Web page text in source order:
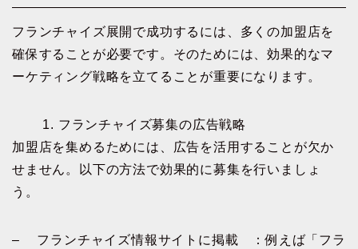
フランチャイズ展開で成功するには、多くの加盟店を
確保することが必要です。そのためには、効果的なマ
ーケティング戦略を立てることが重要になります。
1. フランチャイズ募集の広告戦略
加盟店を集めるためには、広告を活用することが欠か
せません。以下の方法で効果的に募集を行いましょ
う。
– フランチャイズ情報サイトに掲載 ：例えば「フラ